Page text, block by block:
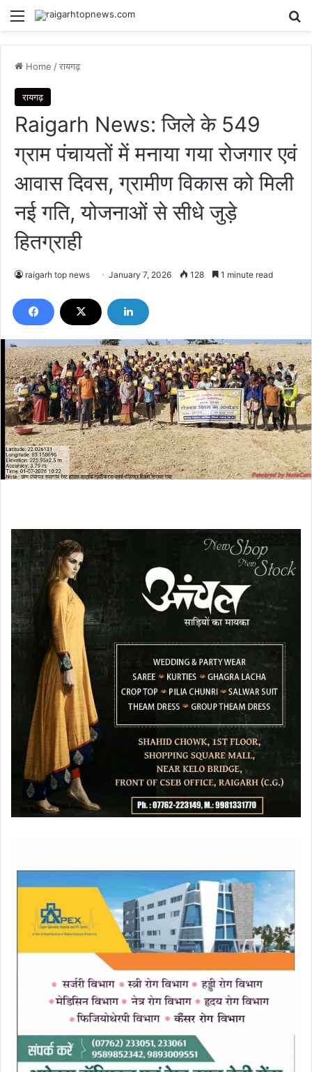
Menu
Home /रायगढ़
रायगढ़
Raigarh News: जिले के 549
ग्राम पंचायतों में मनाया गया रोजगार एवं
आवास दिवस, ग्रामीण विकास को मिली
नई गति, योजनाओं से सीधे जुड़े
हितग्राही
raigarh top news January 7, 2026 128 1 minute read